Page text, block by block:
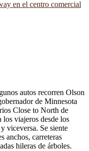
autos recorren Olson
de Minnesota
Close to North de
viajeros desde los
viceversa. Se siente
anchos, carreteras
hileras de árboles.